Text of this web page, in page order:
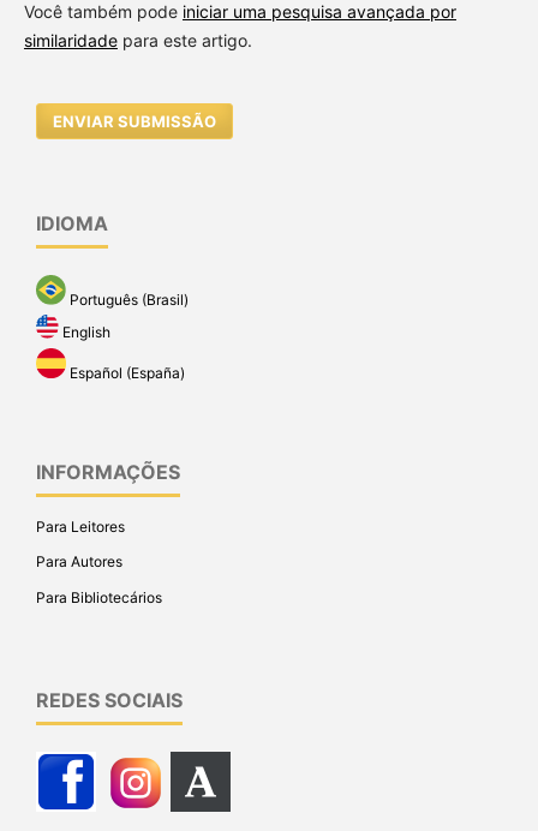
Você também pode iniciar uma pesquisa avançada por
similaridadepara este artigo.
ENVIAR SUBMISSÃO
IDIOMA
Português (Brasil)
English
Español (España)
INFORMAÇÕES
Para Leitores
Para Autores
Para Bibliotecários
REDES SOCIAIS